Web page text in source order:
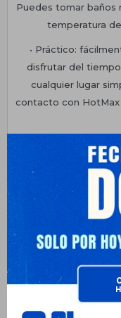
Puedes tomar baños
temperatura
• Práctico:
disfrutar del
cualquier lugar
contacto con
•